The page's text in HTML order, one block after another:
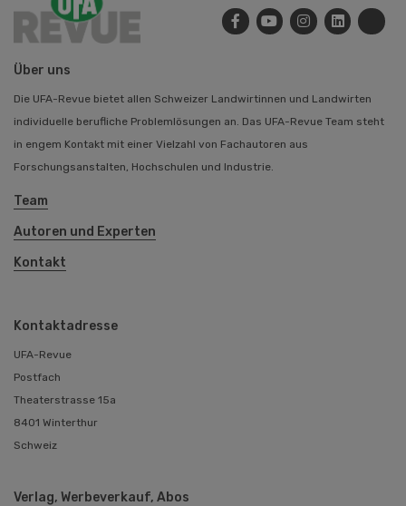
Über uns
Die UFA-Revue bietet allen Schweizer Landwirtinnen und Landwirten
individuelle berufliche Problemlösungen an. Das UFA-Revue Team steht
in engem Kontakt mit einer Vielzahl von Fachautoren aus
Forschungsanstalten, Hochschulen und Industrie.
Team
Autoren und Experten
Kontakt
Kontaktadresse
UFA-Revue
Postfach
Theaterstrasse 15a
8401 Winterthur
Schweiz
Verlag, Werbeverkauf, Abos